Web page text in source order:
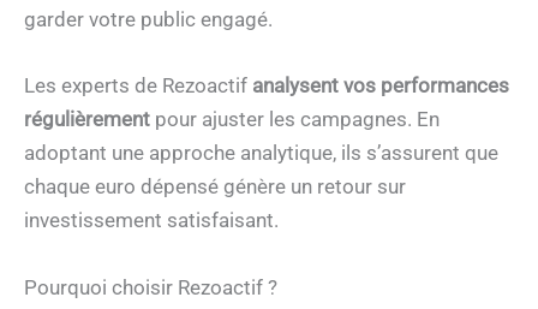
garder votre public engagé.
Les experts de Rezoactif analysent vos performances
régulièrement pour ajuster les campagnes. En
adoptant une approche analytique, ils s’assurent que
chaque euro dépensé génère un retour sur
investissement satisfaisant.
Pourquoi choisir Rezoactif ?